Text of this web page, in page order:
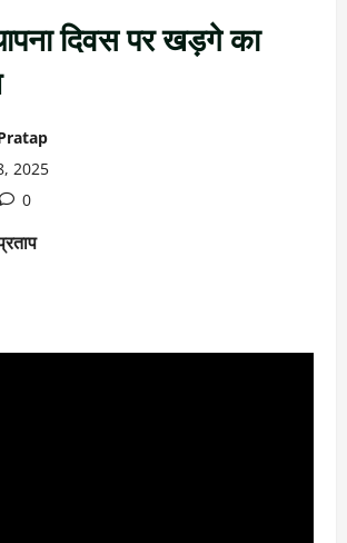
दिवस पर खड़गे का
2025
0